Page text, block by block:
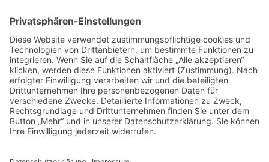
einfach, wie es sein sollte. Aber
Wurzerlsgarten unter Pflanzen
und Tiere mit eigenem Index für
Akeleien bald wieder neues zu
lesen geben. Ich bleibe am Ball,
versprochen. LG Bine
Antworten